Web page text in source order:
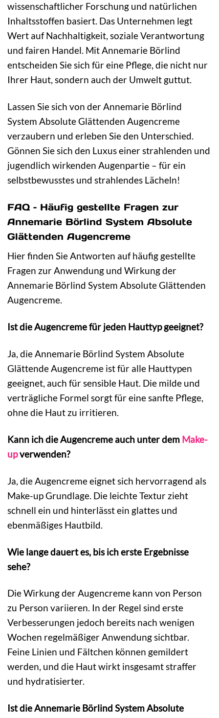
wissenschaftlicher Forschung und natürlichen
Inhaltsstoffen basiert. Das Unternehmen legt
Wert auf Nachhaltigkeit, soziale Verantwortung
und fairen Handel. Mit Annemarie Börlind
entscheiden Sie sich für eine Pflege, die nicht nur
Ihrer Haut, sondern auch der Umwelt guttut.
Lassen Sie sich von der Annemarie Börlind
System Absolute Glättenden Augencreme
verzaubern und erleben Sie den Unterschied.
Gönnen Sie sich den Luxus einer strahlenden und
jugendlich wirkenden Augenpartie – für ein
selbstbewusstes und strahlendes Lächeln!
FAQ – Häufig gestellte Fragen zur
Annemarie Börlind System Absolute
Glättenden Augencreme
Hier finden Sie Antworten auf häufig gestellte
Fragen zur Anwendung und Wirkung der
Annemarie Börlind System Absolute Glättenden
Augencreme.
Ist die Augencreme für jeden Hauttyp geeignet?
Ja, die Annemarie Börlind System Absolute
Glättende Augencreme ist für alle Hauttypen
geeignet, auch für sensible Haut. Die milde und
verträgliche Formel sorgt für eine sanfte Pflege,
ohne die Haut zu irritieren.
Kann ich die Augencreme auch unter dem Make-
upverwenden?
Ja, die Augencreme eignet sich hervorragend als
Make-up Grundlage. Die leichte Textur zieht
schnell ein und hinterlässt ein glattes und
ebenmäßiges Hautbild.
Wie lange dauert es, bis ich erste Ergebnisse
sehe?
Die Wirkung der Augencreme kann von Person
zu Person variieren. In der Regel sind erste
Verbesserungen jedoch bereits nach wenigen
Wochen regelmäßiger Anwendung sichtbar.
Feine Linien und Fältchen können gemildert
werden, und die Haut wirkt insgesamt straffer
und hydratisierter.
Ist die Annemarie Börlind System Absolute